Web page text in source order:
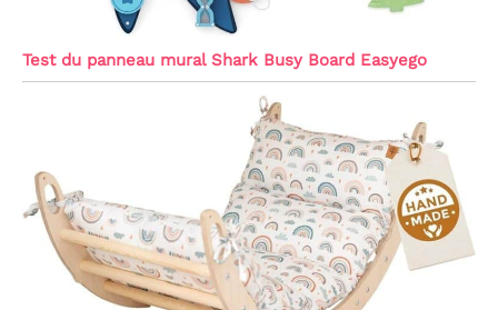
Test du panneau mural Shark Busy Board Easyego